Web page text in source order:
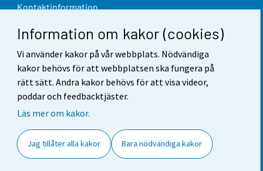
Information om kakor (cookies)
Vi använder kakor på vår webbplats. Nödvändiga
kakor behövs för att webbplatsen ska fungera på
rätt sätt. Andra kakor behövs för att visa videor,
poddar och feedbacktjäster.
Läs mer om kakor.
Jag tillåter alla kakor Bara nödvändiga kakor
Kontaktinformation
Respons
Användarvillkor
Dataskydd
Tillgänglighet
Cookie-inställningar